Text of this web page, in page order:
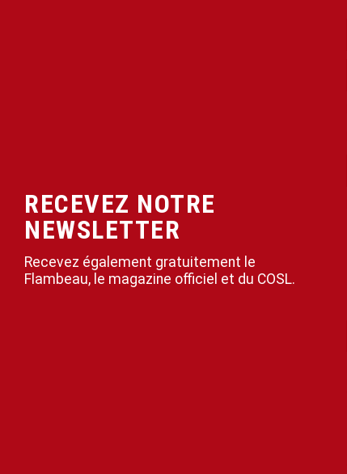
RECEVEZ NOTRE
NEWSLETTER
Recevez également gratuitement le
Flambeau, le magazine officiel et du COSL.